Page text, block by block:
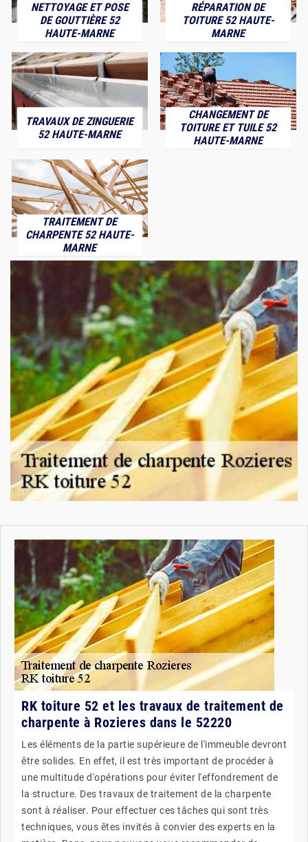
NETTOYAGE ET POSE
DE GOUTTIÈRE 52
HAUTE-MARNE
RÉPARATION DE
TOITURE 52 HAUTE-
MARNE
TRAVAUX DE ZINGUERIE
52 HAUTE-MARNE
CHANGEMENT DE
TOITURE ET TUILE 52
HAUTE-MARNE
TRAITEMENT DE
CHARPENTE 52 HAUTE-
MARNE
RK toiture 52 et les travaux de traitement de
charpente à Rozieres dans le 52220
Les éléments de la partie supérieure de l'immeuble devront
être solides. En effet, il est très important de procéder à
une multitude d'opérations pour éviter l'effondrement de
la structure. Des travaux de traitement de la charpente
sont à réaliser. Pour effectuer ces tâches qui sont très
techniques, vous êtes invités à convier des experts en la